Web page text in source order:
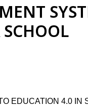
EDUCATION 4.0 IN